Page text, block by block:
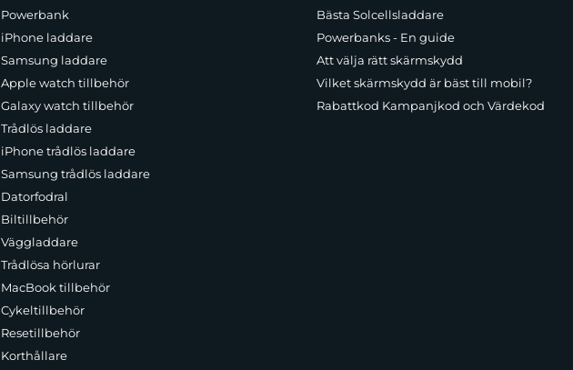
Powerbank
iPhone laddare
Samsung laddare
Apple watch tillbehör
Galaxy watch tillbehör
Trådlös laddare
iPhone trådlös laddare
Samsung trådlös laddare
Datorfodral
Biltillbehör
Väggladdare
Trådlösa hörlurar
MacBook tillbehör
Cykeltillbehör
Resetillbehör
Korthållare
Bästa Solcellsladdare
Powerbanks - En guide
Att välja rätt skärmskydd
Vilket skärmskydd är bäst till mobil?
Rabattkod Kampanjkod och Värdekod